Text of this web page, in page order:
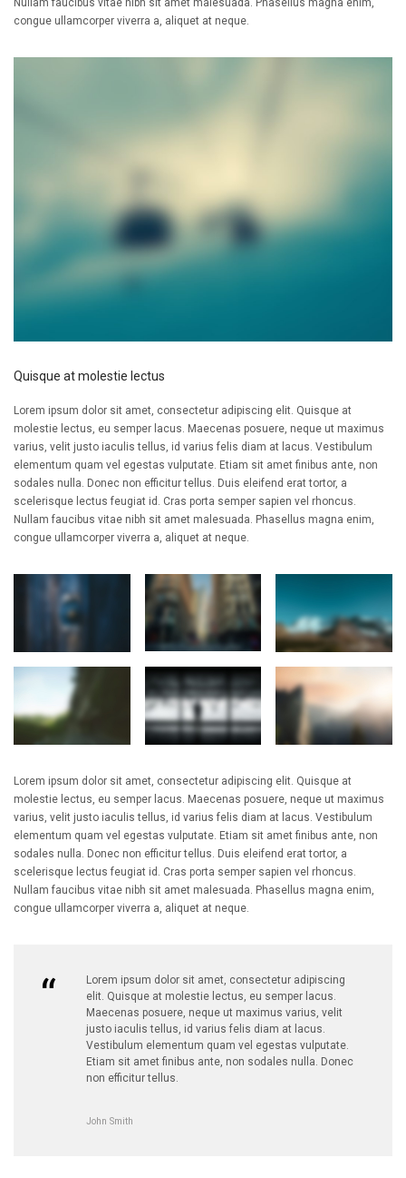
congue ullamcorper viverra a, aliquet at neque.
Quisque at molestie lectus
Lorem ipsum dolor sit amet, consectetur adipiscing elit. Quisque at
molestie lectus, eu semper lacus. Maecenas posuere, neque ut maximus
varius, velit justo iaculis tellus, id varius felis diam at lacus. Vestibulum
elementum quam vel egestas vulputate. Etiam sit amet finibus ante, non
sodales nulla. Donec non efficitur tellus. Duis eleifend erat tortor, a
scelerisque lectus feugiat id. Cras porta semper sapien vel rhoncus.
Nullam faucibus vitae nibh sit amet malesuada. Phasellus magna enim,
congue ullamcorper viverra a, aliquet at neque.
Lorem ipsum dolor sit amet, consectetur adipiscing elit. Quisque at
molestie lectus, eu semper lacus. Maecenas posuere, neque ut maximus
varius, velit justo iaculis tellus, id varius felis diam at lacus. Vestibulum
elementum quam vel egestas vulputate. Etiam sit amet finibus ante, non
sodales nulla. Donec non efficitur tellus. Duis eleifend erat tortor, a
scelerisque lectus feugiat id. Cras porta semper sapien vel rhoncus.
Nullam faucibus vitae nibh sit amet malesuada. Phasellus magna enim,
congue ullamcorper viverra a, aliquet at neque.
Lorem ipsum dolor sit amet, consectetur adipiscing
elit. Quisque at molestie lectus, eu semper lacus.
Maecenas posuere, neque ut maximus varius, velit
justo iaculis tellus, id varius felis diam at lacus.
Vestibulum elementum quam vel egestas vulputate.
Etiam sit amet finibus ante, non sodales nulla. Donec
non efficitur tellus.
John Smith